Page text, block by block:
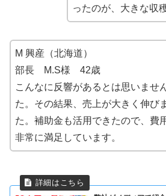
ったのが、大きな収
M 興産（北海道）
部長 M.S様 42歳
こんなに反響があるとは思いませ
た。その結果、売上が大きく伸び
た。補助金も活用できたので、費
非常に満足しています。